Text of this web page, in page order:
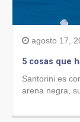
agosto 17,
5 cosas que
Santorini es
arena negra,